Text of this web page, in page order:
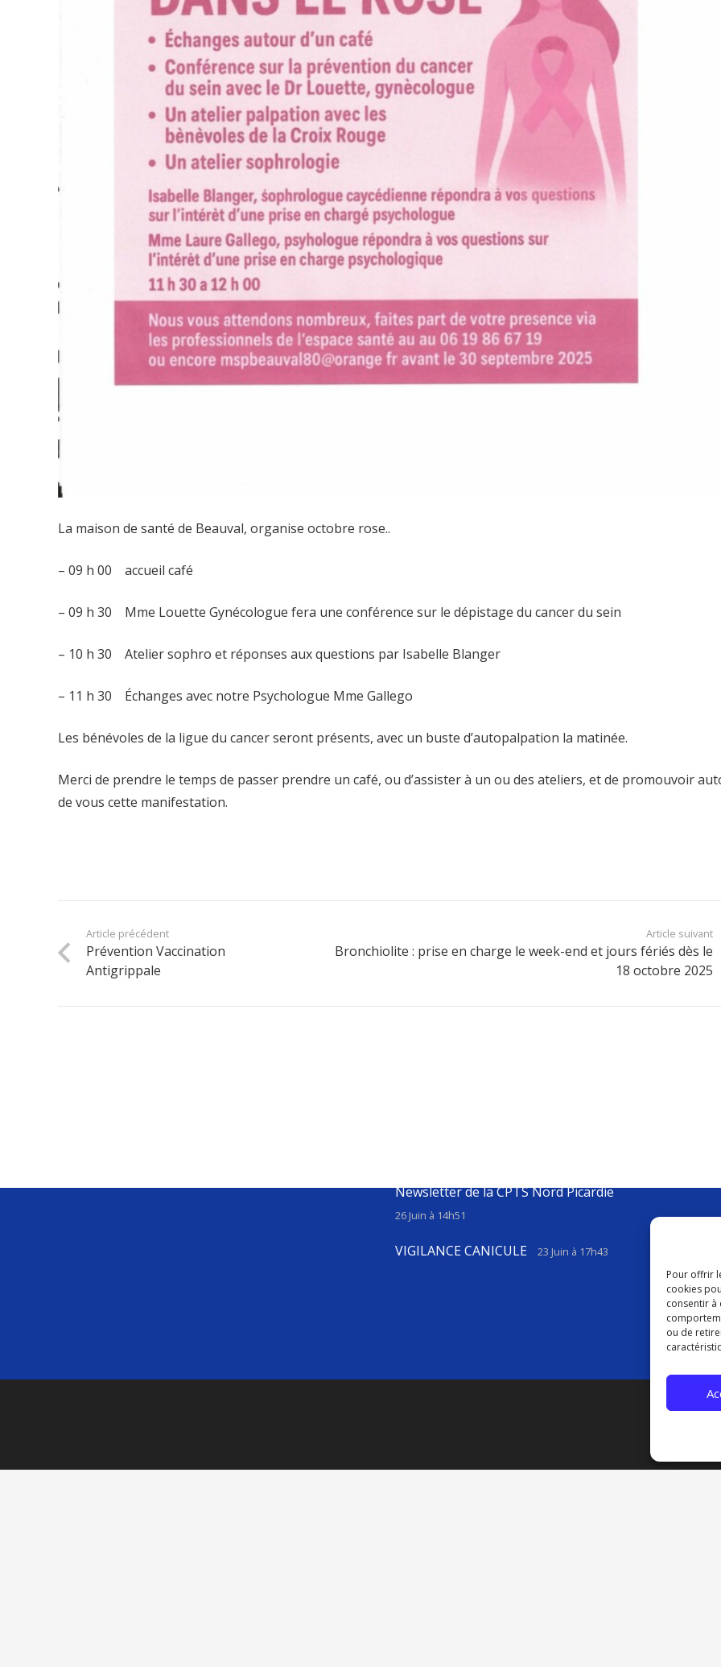
Pour offrir
cookies
consentir à
ou de
La maison de santé de Beauval, organise octobre rose..
– 09 h 00 accueil café
– 09 h 30 Mme Louette Gynécologue fera une conférence sur le dépistage du cancer du sein
– 10 h 30 Atelier sophro et réponses aux questions par Isabelle Blanger
– 11 h 30 Échanges avec notre Psychologue Mme Gallego
Les bénévoles de la ligue du cancer seront présents, avec un buste d’autopalpation la matinée.
Merci de prendre le temps de passer prendre un café, ou d’assister à un ou des ateliers, et de promouvoir
de vous cette manifestation.
Article précédent
Prévention Vaccination
Antigrippale
Article suivant
Bronchiolite : prise en charge le week-end et jours fériés dès le
18 octobre 2025
Newsletter de la CPTS Nord Picardie
26 Juin à 14h51
VIGILANCE CANICULE 23 Juin à 17h43